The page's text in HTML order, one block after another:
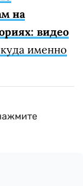
на
видео
именно